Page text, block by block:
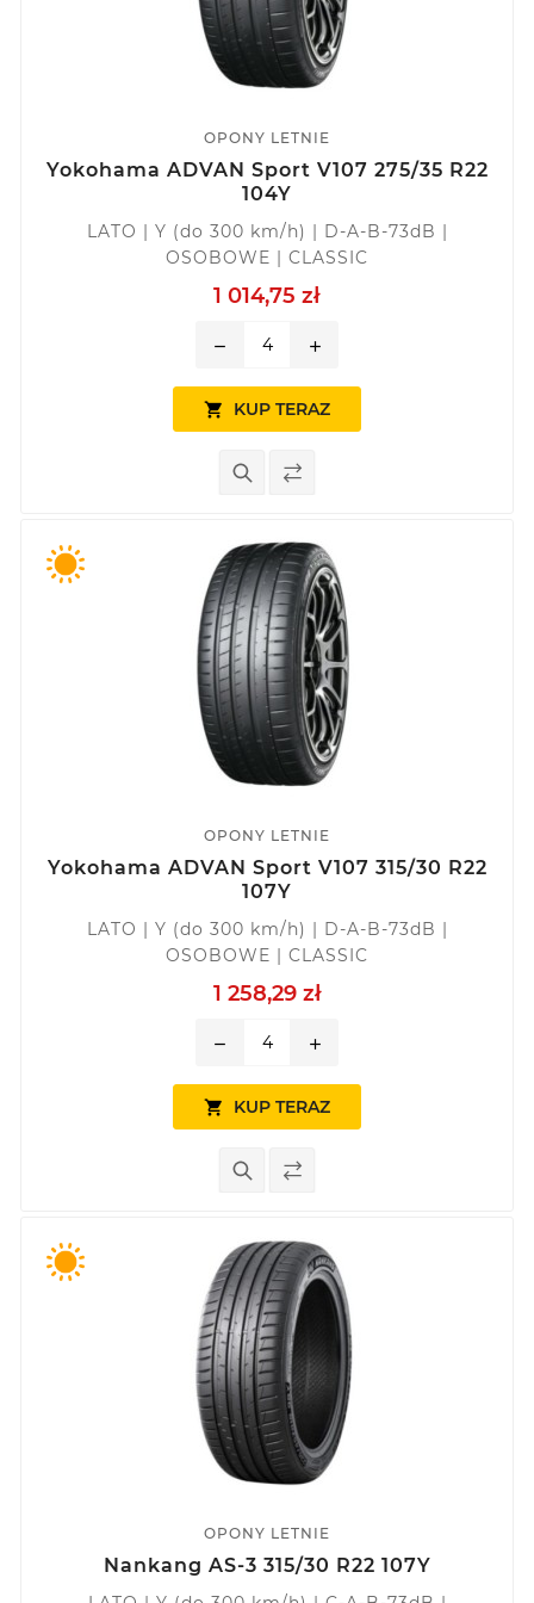
OPONY LETNIE
Yokohama ADVAN Sport V107 275/35 R22
104Y
LATO | Y (do 300 km/h) | D-A-B-73dB |
OSOBOWE | CLASSIC
1 014,75 zł
remove add
 KUP TERAZ
OPONY LETNIE
Yokohama ADVAN Sport V107 315/30 R22
107Y
LATO | Y (do 300 km/h) | D-A-B-73dB |
OSOBOWE | CLASSIC
1 258,29 zł
remove add
 KUP TERAZ
OPONY LETNIE
Nankang AS-3 315/30 R22 107Y